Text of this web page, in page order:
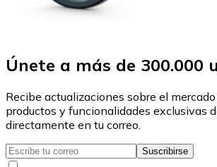
Únete a más de 300.000
Recibe actualizaciones sobre el
productos y funcionalidades exclusivas
directamente en tu correo.
Suscribirse